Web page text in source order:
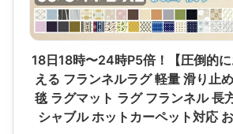
18日18時〜24時P5倍！【圧倒的
える フランネルラグ 軽量 滑り止
毯 ラグマット ラグ フランネル 長
シャブル ホットカーペット対応